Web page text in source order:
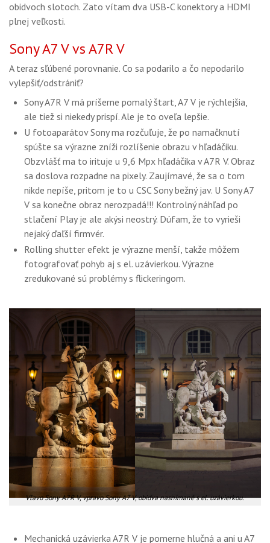
obidvoch slotoch. Zato vítam dva USB-C konektory a HDMI
plnej veľkosti.
Sony A7 V vs A7R V
A teraz sľúbené porovnanie. Co sa podarilo a čo nepodarilo
vylepšiť/odstrániť?
Sony A7R V má príšerne pomalý štart, A7 V je rýchlejšia,
ale tiež si niekedy prispí. Ale je to oveľa lepšie.
U fotoaparátov Sony ma rozčuľuje, že po namačknutí
spúšte sa výrazne zníži rozlíšenie obrazu v hľadáčiku.
Obzvlášť ma to irituje u 9,6 Mpx hľadáčika v A7R V. Obraz
sa doslova rozpadne na pixely. Zaujímavé, že sa o tom
nikde nepíše, pritom je to u CSC Sony bežný jav. U Sony A7
V sa konečne obraz nerozpadá!!! Kontrolný náhľad po
stlačení Play je ale akýsi neostrý. Dúfam, že to vyrieši
nejaký ďaľší firmvér.
Rolling shutter efekt je výrazne menší, takže môžem
fotografovať pohyb aj s el. uzávierkou. Výrazne
zredukované sú problémy s flickeringom.
Vľavo Sony A7R V, vpravo Sony A7 V, obidva nasnímané s el. uzávierkou.
Mechanická uzávierka A7R V je pomerne hlučná a ani u A7